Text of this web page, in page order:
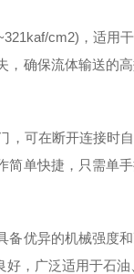
cm2)，适用
确保流体输送的
，可在断开连接时
单快捷，只需单
优异的机械强度
，广泛适用于石油